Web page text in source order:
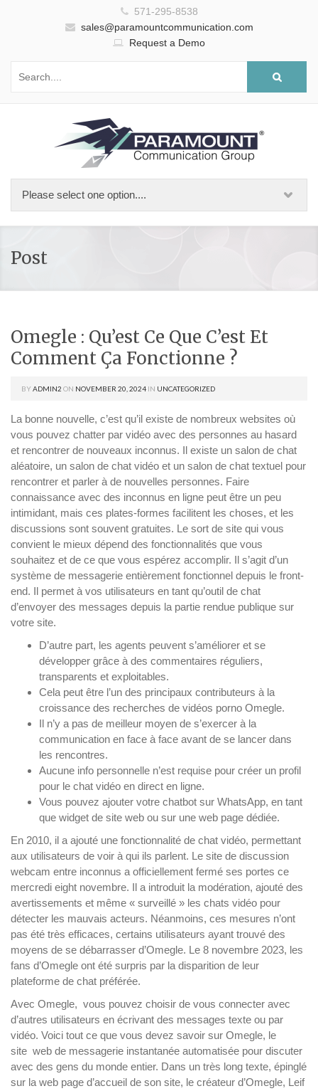
571-295-8538
sales@paramountcommunication.com
Request a Demo
Post
Omegle : Qu’est Ce Que C’est Et
Comment Ça Fonctionne ?
BY ADMIN2 ON NOVEMBER 20, 2024 IN UNCATEGORIZED
La bonne nouvelle, c’est qu’il existe de nombreux websites où
vous pouvez chatter par vidéo avec des personnes au hasard
et rencontrer de nouveaux inconnus. Il existe un salon de chat
aléatoire, un salon de chat vidéo et un salon de chat textuel pour
rencontrer et parler à de nouvelles personnes. Faire
connaissance avec des inconnus en ligne peut être un peu
intimidant, mais ces plates-formes facilitent les choses, et les
discussions sont souvent gratuites. Le sort de site qui vous
convient le mieux dépend des fonctionnalités que vous
souhaitez et de ce que vous espérez accomplir. Il s’agit d’un
système de messagerie entièrement fonctionnel depuis le front-
end. Il permet à vos utilisateurs en tant qu’outil de chat
d’envoyer des messages depuis la partie rendue publique sur
votre site.
D’autre part, les agents peuvent s’améliorer et se
développer grâce à des commentaires réguliers,
transparents et exploitables.
Cela peut être l’un des principaux contributeurs à la
croissance des recherches de vidéos porno Omegle.
Il n’y a pas de meilleur moyen de s’exercer à la
communication en face à face avant de se lancer dans
les rencontres.
Aucune info personnelle n’est requise pour créer un profil
pour le chat vidéo en direct en ligne.
Vous pouvez ajouter votre chatbot sur WhatsApp, en tant
que widget de site web ou sur une web page dédiée.
En 2010, il a ajouté une fonctionnalité de chat vidéo, permettant
aux utilisateurs de voir à qui ils parlent. Le site de discussion
webcam entre inconnus a officiellement fermé ses portes ce
mercredi eight novembre. Il a introduit la modération, ajouté des
avertissements et même « surveillé » les chats vidéo pour
détecter les mauvais acteurs. Néanmoins, ces mesures n’ont
pas été très efficaces, certains utilisateurs ayant trouvé des
moyens de se débarrasser d’Omegle. Le 8 novembre 2023, les
fans d’Omegle ont été surpris par la disparition de leur
plateforme de chat préférée.
Avec Omegle, vous pouvez choisir de vous connecter avec
d’autres utilisateurs en écrivant des messages texte ou par
vidéo. Voici tout ce que vous devez savoir sur Omegle, le
site web de messagerie instantanée automatisée pour discuter
avec des gens du monde entier. Dans un très long texte, épinglé
sur la web page d’accueil de son site, le créateur d’Omegle, Leif